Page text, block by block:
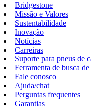
Bridgestone
Missão e Valores
Sustentabilidade
Inovação
Notícias
Carreiras
Suporte para pneus de
Ferramenta de busca
Fale conosco
Ajuda/chat
Perguntas frequentes
Garantias